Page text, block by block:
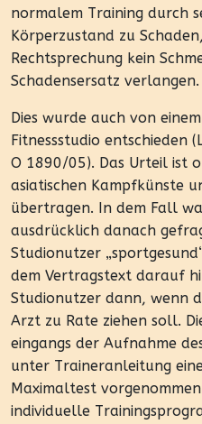
normalem Training durch
Körperzustand zu
Rechtsprechung kein
Schadensersatz verlangen.
Dies wurde auch von
Fitnessstudio entschieden
O 1890/05). Das Urteil ist
asiatischen Kampfkünste
übertragen. In dem Fall
ausdrücklich danach
Studionutzer
dem Vertragstext darauf
Studionutzer dann, wenn
Arzt zu Rate ziehen soll.
eingangs der Aufnahme
unter Traineranleitung
Maximaltest
individuelle